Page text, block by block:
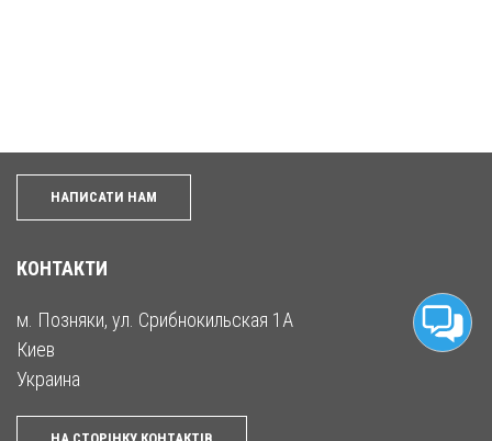
НАПИСАТИ НАМ
КОНТАКТИ
м. Позняки, ул. Срибнокильская 1А
Киев
Украина